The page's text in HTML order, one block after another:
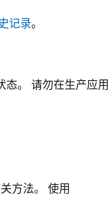
记录。
态。 请勿在生产应用
方法。 使用